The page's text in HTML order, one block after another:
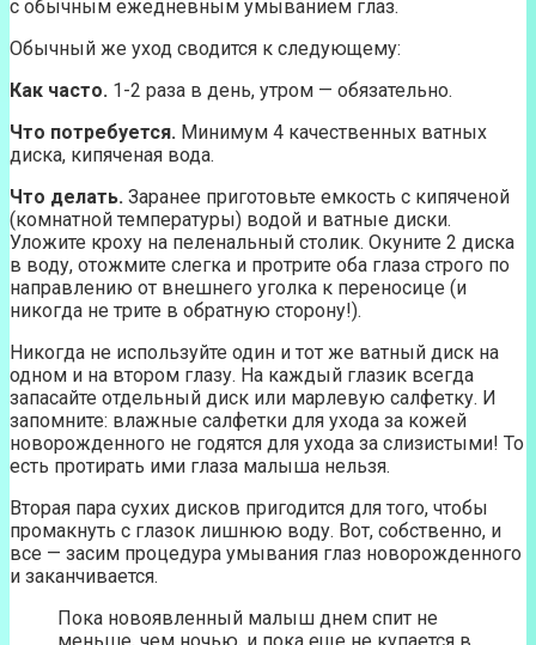
с обычным ежедневным умыванием глаз.
Обычный же уход сводится к следующему:
Как часто. 1-2 раза в день, утром — обязательно.
Что потребуется. Минимум 4 качественных ватных
диска, кипяченая вода.
Что делать. Заранее приготовьте емкость с кипяченой
(комнатной температуры) водой и ватные диски.
Уложите кроху на пеленальный столик. Окуните 2 диска
в воду, отожмите слегка и протрите оба глаза строго по
направлению от внешнего уголка к переносице (и
никогда не трите в обратную сторону!).
Никогда не используйте один и тот же ватный диск на
одном и на втором глазу. На каждый глазик всегда
запасайте отдельный диск или марлевую салфетку. И
запомните: влажные салфетки для ухода за кожей
новорожденного не годятся для ухода за слизистыми! То
есть протирать ими глаза малыша нельзя.
Вторая пара сухих дисков пригодится для того, чтобы
промакнуть с глазок лишнюю воду. Вот, собственно, и
все — засим процедура умывания глаз новорожденного
и заканчивается.
Пока новоявленный малыш днем спит не